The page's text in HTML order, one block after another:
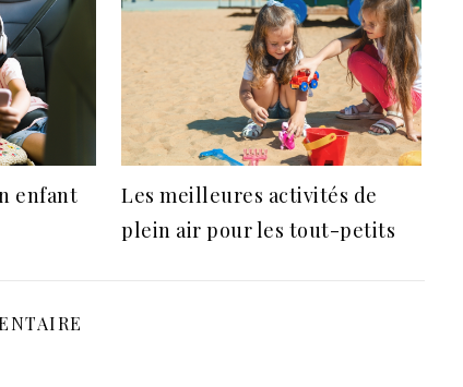
enfant
Les meilleures activités de
plein air pour les tout-petits